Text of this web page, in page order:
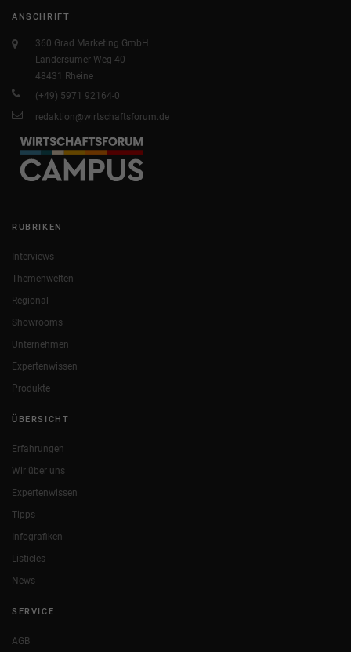
ANSCHRIFT
360 Grad Marketing GmbH
Landersumer Weg 40
48431 Rheine
(+49) 5971 92164-0
redaktion@wirtschaftsforum.de
RUBRIKEN
Interviews
Themenwelten
Regional
Showrooms
Unternehmen
Expertenwissen
Produkte
ÜBERSICHT
Erfahrungen
Wir über uns
Expertenwissen
Tipps
Infografiken
Listicles
News
SERVICE
AGB